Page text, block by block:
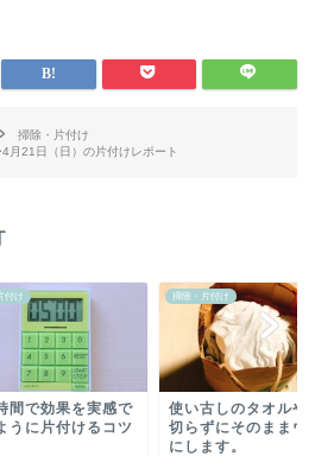
掃除・片付け
月21日（日）の片付けレポート
付け
間で効果を実感で
うに片付けるコツ
掃除・片付け
使い古しのタオルや
切らずにそのままウ
にします。